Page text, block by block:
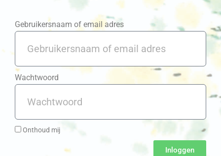
Gebruikersnaam of email adres
Wachtwoord
Onthoud mij
Inloggen